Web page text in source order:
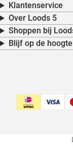
Klantenservice
Over Loods 5
Shoppen bij
Blijf op de hoogte